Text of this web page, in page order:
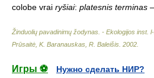
colobe vrai ryšiai: platesnis terminas –
Žinduolių pavadinimų žodynas. - Ekologijos inst.
Prūsaitė, K. Baranauskas, R. Baleišis 2002
Игры ⚽
Нужно сделать НИР?